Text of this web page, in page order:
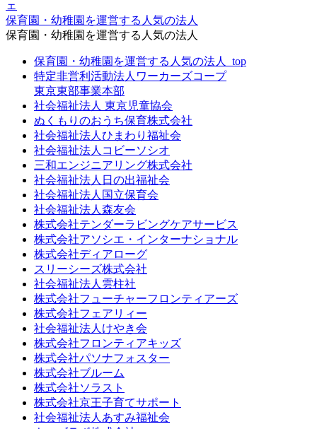
保育園・幼稚園を運営する人気の法人
保育園・幼稚園を運営する人気の法人
保育園・幼稚園を運営する人気の法人_top
特定非営利活動法人ワーカーズコープ
東京東部事業本部
社会福祉法人 東京児童協会
ぬくもりのおうち保育株式会社
社会福祉法人ひまわり福祉会
社会福祉法人コビーソシオ
三和エンジニアリング株式会社
社会福祉法人日の出福祉会
社会福祉法人国立保育会
社会福祉法人森友会
株式会社テンダーラビングケアサービス
株式会社アソシエ・インターナショナル
株式会社ディアローグ
スリーシーズ株式会社
社会福祉法人雲柱社
株式会社フューチャーフロンティアーズ
株式会社フェアリィー
社会福祉法人けやき会
株式会社フロンティアキッズ
株式会社パソナフォスター
株式会社ブルーム
株式会社ソラスト
株式会社京王子育てサポート
社会福祉法人あすみ福祉会